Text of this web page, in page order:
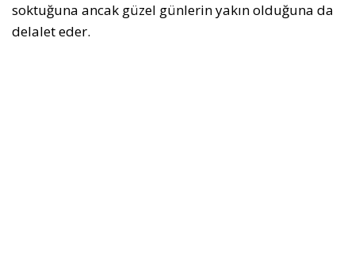
soktuğuna ancak güzel günlerin yakın olduğuna da
delalet eder.